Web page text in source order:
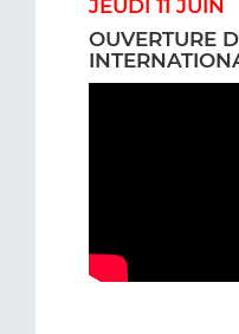
JEUDI 11 JUIN
OUVERTURE